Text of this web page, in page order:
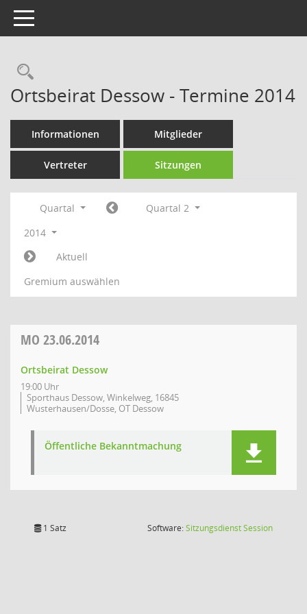
Toggle navigation
Rechercheauswahl
Ortsbeirat Dessow - Termine 2014
Informationen Mitglieder
Vertreter Sitzungen
Quartal
Quartal 2
2014
Aktuell
Gremium auswählen
MO 23.06.2014
Ortsbeirat Dessow
19:00 Uhr
Sporthaus Dessow, Winkelweg, 16845
Wusterhausen/Dosse, OT Dessow
Öffentliche Bekanntmachung
1 Satz Software:SitzungsdienstSession(Wird in